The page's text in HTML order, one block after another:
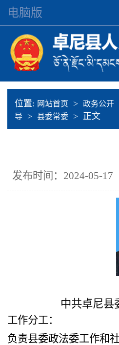
电脑版
位置: 网站首页 > 政务公开
导 > 县委常委 > 正文
发布时间：2024-05-17
中共卓尼县
工作分工：
负责县委政法委工作和